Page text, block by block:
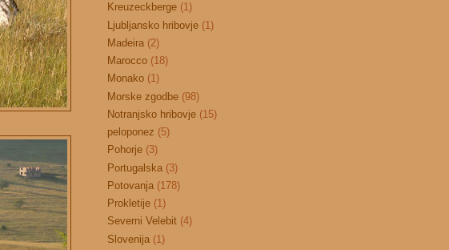
Kreuzeckberge (1)
Ljubljansko hribovje (1)
Madeira (2)
Marocco (18)
Monako (1)
Morske zgodbe (98)
Notranjsko hribovje (15)
peloponez (5)
Pohorje (3)
Portugalska (3)
Potovanja (178)
Prokletije (1)
Severni Velebit (4)
Slovenija (1)